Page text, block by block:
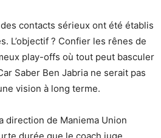
contacts sérieux ont été établis
L’objectif ? Confier les rênes de
play-offs où tout peut basculer
Saber Ben Jabria ne serait pas
vision à long terme.
direction de Maniema Union